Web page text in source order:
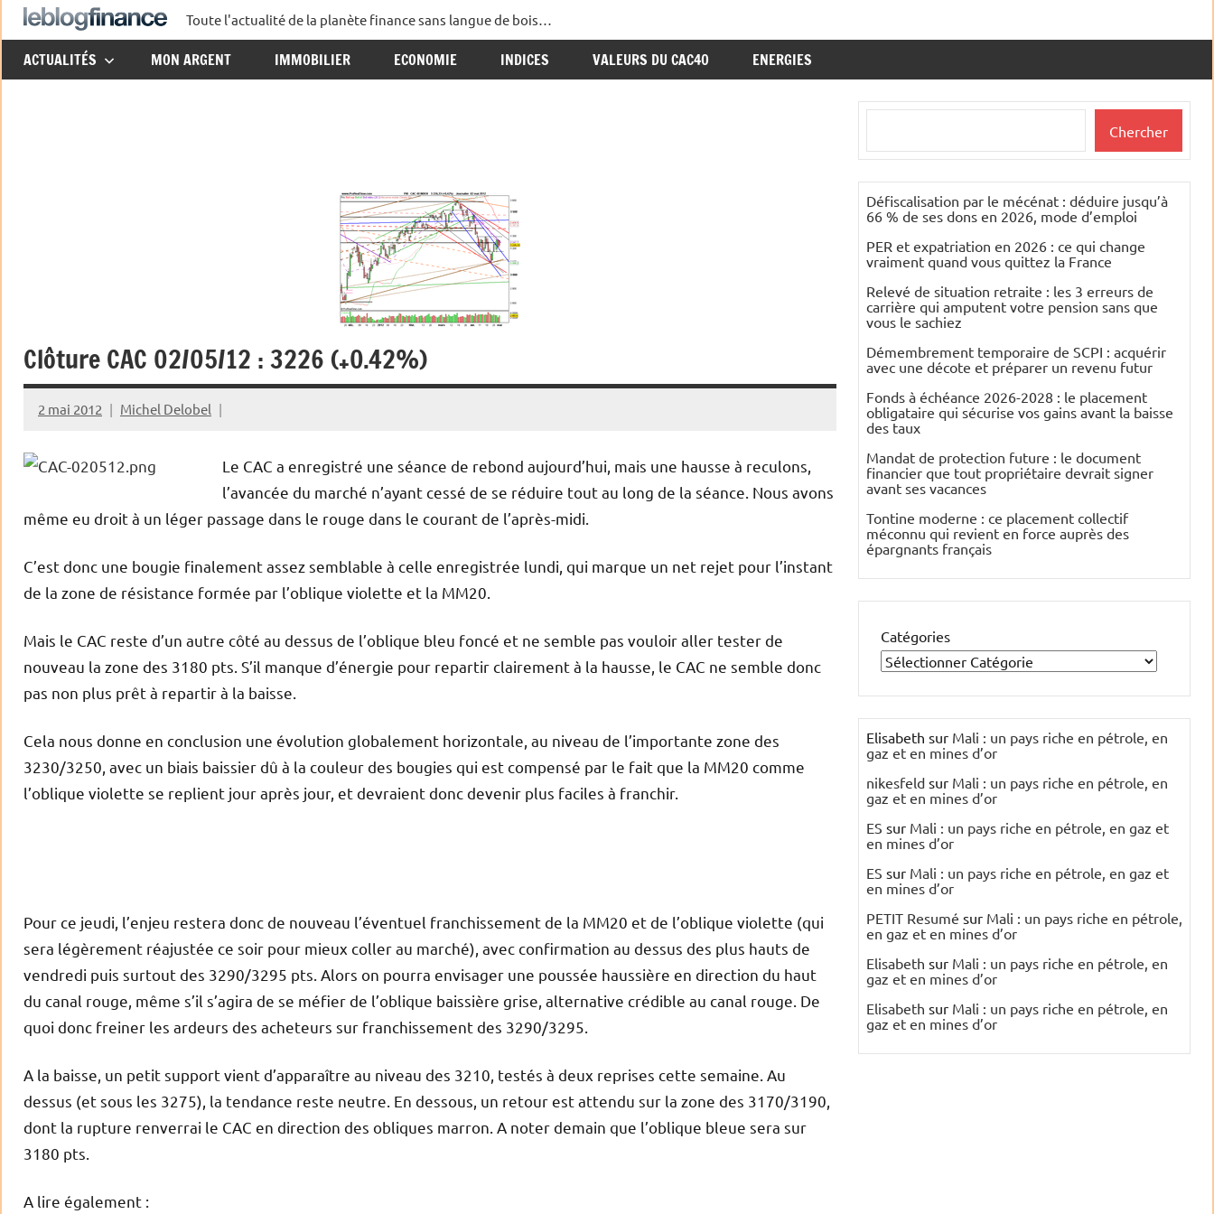
Aller
au
contenu
Le
Blog
Toute l'actualité de la planète finance sans langue de bois…
ACTUALITÉS MON ARGENT IMMOBILIER ECONOMIE INDICES VALEURS DU CAC40 ENERGIES
Clôture CAC 02/05/12 : 3226 (+0.42%)
2 mai 2012 Michel Delobel
Le CAC a enregistré une séance de rebond aujourd’hui, mais une hausse à reculons,
l’avancée du marché n’ayant cessé de se réduire tout au long de la séance. Nous avons
même eu droit à un léger passage dans le rouge dans le courant de l’après-midi.
C’est donc une bougie finalement assez semblable à celle enregistrée lundi, qui marque un net rejet pour l’instant
de la zone de résistance formée par l’oblique violette et la MM20.
Mais le CAC reste d’un autre côté au dessus de l’oblique bleu foncé et ne semble pas vouloir aller tester de
nouveau la zone des 3180 pts. S’il manque d’énergie pour repartir clairement à la hausse, le CAC ne semble donc
pas non plus prêt à repartir à la baisse.
Cela nous donne en conclusion une évolution globalement horizontale, au niveau de l’importante zone des
3230/3250, avec un biais baissier dû à la couleur des bougies qui est compensé par le fait que la MM20 comme
l’oblique violette se replient jour après jour, et devraient donc devenir plus faciles à franchir.
Pour ce jeudi, l’enjeu restera donc de nouveau l’éventuel franchissement de la MM20 et de l’oblique violette (qui
sera légèrement réajustée ce soir pour mieux coller au marché), avec confirmation au dessus des plus hauts de
vendredi puis surtout des 3290/3295 pts. Alors on pourra envisager une poussée haussière en direction du haut
du canal rouge, même s’il s’agira de se méfier de l’oblique baissière grise, alternative crédible au canal rouge. De
quoi donc freiner les ardeurs des acheteurs sur franchissement des 3290/3295.
A la baisse, un petit support vient d’apparaître au niveau des 3210, testés à deux reprises cette semaine. Au
dessus (et sous les 3275), la tendance reste neutre. En dessous, un retour est attendu sur la zone des 3170/3190,
dont la rupture renverrai le CAC en direction des obliques marron. A noter demain que l’oblique bleue sera sur
3180 pts.
A lire également :
Chercher
Défiscalisation par le mécénat : déduire jusqu’à
66 % de ses dons en 2026, mode d’emploi
PER et expatriation en 2026 : ce qui change
vraiment quand vous quittez la France
Relevé de situation retraite : les 3 erreurs de
carrière qui amputent votre pension sans que
vous le sachiez
Démembrement temporaire de SCPI : acquérir
avec une décote et préparer un revenu futur
Fonds à échéance 2026-2028 : le placement
obligataire qui sécurise vos gains avant la baisse
des taux
Mandat de protection future : le document
financier que tout propriétaire devrait signer
avant ses vacances
Tontine moderne : ce placement collectif
méconnu qui revient en force auprès des
épargnants français
Catégories
Elisabeth sur Mali : un pays riche en pétrole, en
gaz et en mines d’or
nikesfeld sur Mali : un pays riche en pétrole, en
gaz et en mines d’or
ES sur Mali : un pays riche en pétrole, en gaz et
en mines d’or
ES sur Mali : un pays riche en pétrole, en gaz et
en mines d’or
PETIT Resumé sur Mali : un pays riche en pétrole,
en gaz et en mines d’or
Elisabeth sur Mali : un pays riche en pétrole, en
gaz et en mines d’or
Elisabeth sur Mali : un pays riche en pétrole, en
gaz et en mines d’or